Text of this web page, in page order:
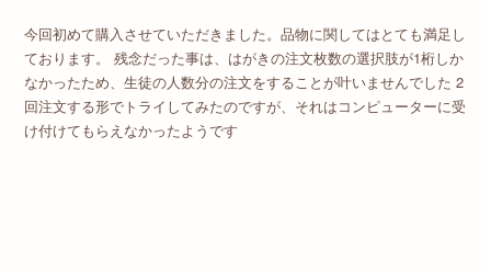
今回初めて購入させていただきました。品物に関してはとても満足し
ております。 残念だった事は、はがきの注文枚数の選択肢が1桁しか
なかったため、生徒の人数分の注文をすることが叶いませんでした 2
回注文する形でトライしてみたのですが、それはコンピューターに受
け付けてもらえなかったようです